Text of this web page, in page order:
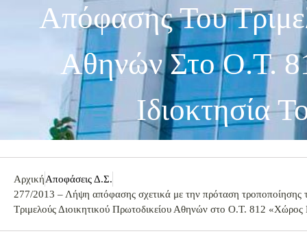
Απόφασης Του
Αθηνών Στο Ο.Τ.
Ιδιοκτησία
ΑρχικήΑποφάσεις Δ.Σ.
277/2013 – Λήψη απόφασης σχετικά με την πρόταση τροποποίησης
Τριμελούς Διοικητικού Πρωτοδικείου Αθηνών στο Ο.Τ. 812